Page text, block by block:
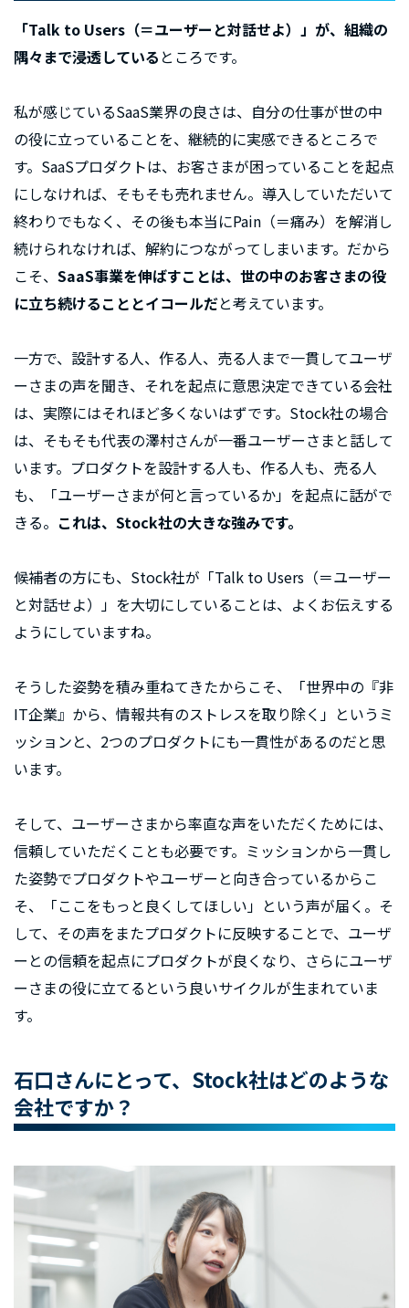
「Talk to Users（＝ユーザーと対話せよ）」が、組織の
隅々まで浸透している ところです。
私が感じているSaaS業界の良さは、自分の仕事が世の中
の役に立っていることを、継続的に実感できるところで
す。SaaSプロダクトは、お客さまが困っていることを起点
にしなければ、そもそも売れません。導入していただいて
終わりでもなく、その後も本当にPain（＝痛み）を解消し
続けられなければ、解約につながってしまいます。だから
こそ、 SaaS事業を伸ばすことは、世の中のお客さまの役
に立ち続けることとイコールだと考えています。
一方で、設計する人、作る人、売る人まで一貫してユーザ
ーさまの声を聞き、それを起点に意思決定できている会社
は、実際にはそれほど多くないはずです。Stock社の場合
は、そもそも代表の澤村さんが一番ユーザーさまと話して
います。プロダクトを設計する人も、作る人も、売る人
も、「ユーザーさまが何と言っているか」を起点に話がで
きる。 これは、Stock社の大きな強みです。
候補者の方にも、Stock社が「Talk to Users（＝ユーザー
と対話せよ）」を大切にしていることは、よくお伝えする
ようにしていますね。
そうした姿勢を積み重ねてきたからこそ、「世界中の『非
IT企業』から、情報共有のストレスを取り除く」というミ
ッションと、2つのプロダクトにも一貫性があるのだと思
います。
そして、ユーザーさまから率直な声をいただくためには、
信頼していただくことも必要です。ミッションから一貫し
た姿勢でプロダクトやユーザーと向き合っているからこ
そ、「ここをもっと良くしてほしい」という声が届く。そ
して、その声をまたプロダクトに反映することで、ユーザ
ーとの信頼を起点にプロダクトが良くなり、さらにユーザ
ーさまの役に立てるという良いサイクルが生まれていま
す。
石口さんにとって、Stock社はどのような
会社ですか？